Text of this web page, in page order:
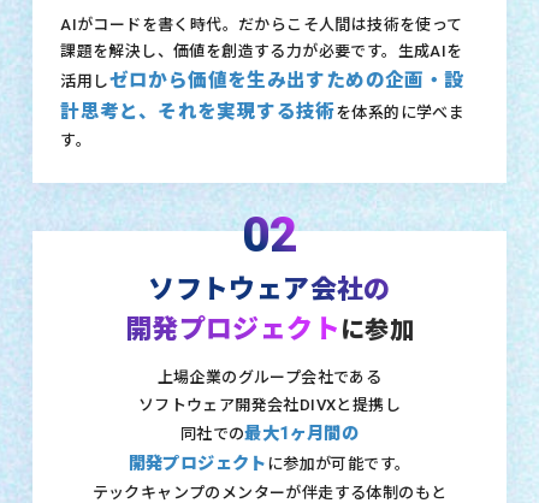
AIがコードを書く時代。だからこそ人間は技術を使って
課題を解決し、価値を創造する力が必要です。生成AIを
活用しゼロから価値を生み出すための企画・設
計思考と、それを実現する技術を体系的に学べま
す。
02
ソフトウェア会社の
開発プロジェクト に参加
上場企業のグループ会社である
ソフトウェア開発会社DIVXと提携し
同社での最大1ヶ月間の
開発プロジェクト に参加が可能です。
テックキャンプのメンターが伴走する体制のもと